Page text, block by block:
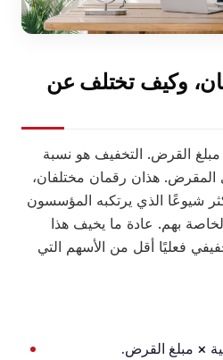
وكيف تختلف عن
القرض. التخفيف هو نسبة
المقرض. هذان رقمان مختلفان،
شيوعًا الذي يرتكبه المؤسسون
بهم. عادة ما يخيف هذا
فعليًا أقل من الأسهم التي
× مبلغ القرض.